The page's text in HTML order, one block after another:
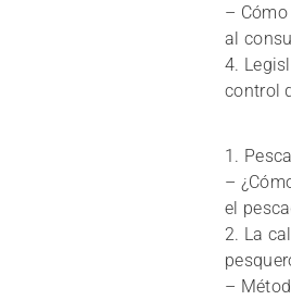
–
al
4.
control
1.
–
el
2. La
–